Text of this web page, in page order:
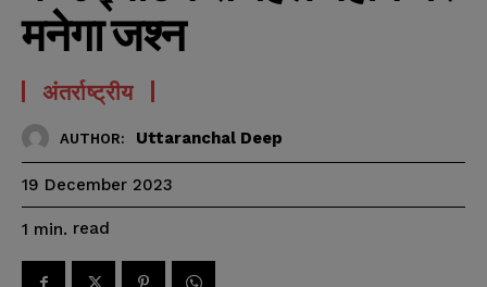
मनेगा जश्न
अंतर्राष्ट्रीय
AUTHOR: Uttaranchal Deep
19 December 2023
1 min. read